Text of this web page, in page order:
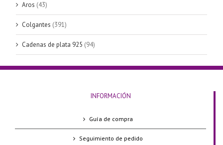
Aros (43)
Colgantes (391)
Cadenas de plata 925 (94)
INFORMACIÓN
Guía de compra
Seguimiento de pedido